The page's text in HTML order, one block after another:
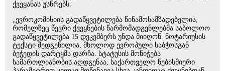
ქვეყანას უსწრებს.
„ევროკომისიის გადაწყვეტილება წინამოსამზადებელია,
რომელზეც წევრი ქვეყნების წარმომადგენლებმა საბოლოო
გადაწყვეტილება 15 დეკემბერს უნდა მიიღონ. ნოტარიუსის
ტექსტი შედგენილია, მხოლოდ ევროპული საბჭოსგან
ბეჭედის დარტყმა დარჩა. სტატუსის მონიჭება
სამართლიანობის აღდგენაა, საქართველო ნებისმიერი